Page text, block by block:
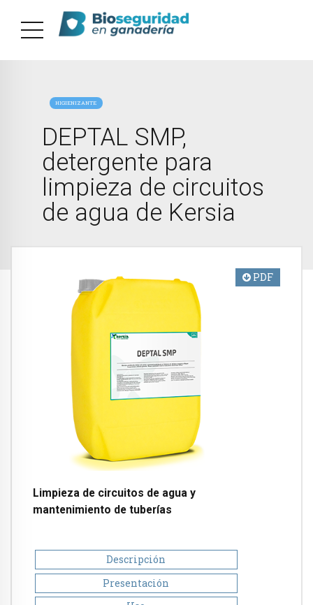
HIGIENIZANTE
DEPTAL SMP,
detergente para
limpieza de circuitos
de agua de Kersia
PDF
Limpieza de circuitos de agua y
mantenimiento de tuberías
Descripción
Presentación